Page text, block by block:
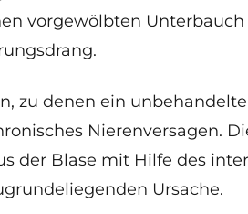
vorgewölbten
zu denen ein
Nierenversagen.
der Blase mit Hilfe des
Ursache.